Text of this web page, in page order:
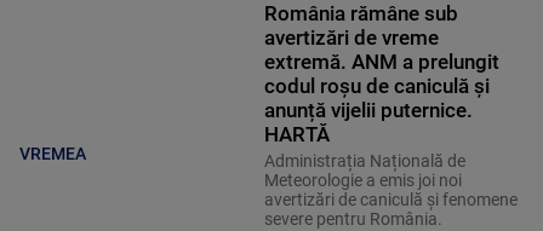
VREMEA
România rămâne sub
avertizări de vreme
extremă. ANM a prelungit
codul roșu de caniculă și
anunță vijelii puternice.
HARTĂ
Administrația Națională de
Meteorologie a emis joi noi
avertizări de caniculă și fenomene
severe pentru România.